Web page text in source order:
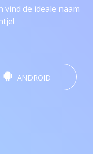
vind de ideale naam
ANDROID